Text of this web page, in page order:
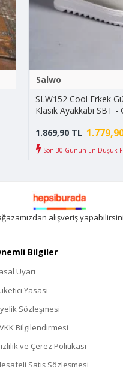
Salwo
SLW152 Cool Erkek
Klasik Ayakkabı SBT -
1.869,90 TL
Son 30 Günün En Düşük
alışveriş
Bilgiler
Uyarı
Yasası
Sözleşmesi
Bilgilendirmesi
ve Çerez Politikası
Satış Sözleşmesi